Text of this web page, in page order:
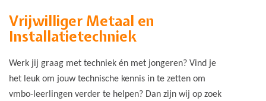
Vrijwilliger Metaal en
Installatietechniek
Werk jij graag met techniek én met jongeren? Vind je
het leuk om jouw technische kennis in te zetten om
vmbo-leerlingen verder te helpen? Dan zijn wij op zoek